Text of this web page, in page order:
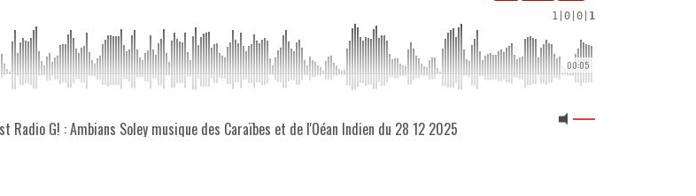
1 0 0 1
00:05
Radio G! : Ambians Soley musique des Caraïbes et de l'Oéan Indien du 28 12 2025